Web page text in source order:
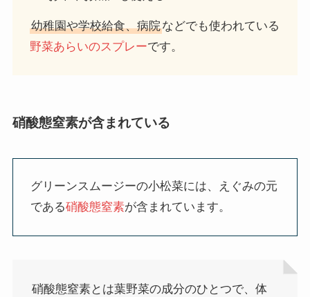
幼稚園や学校給食、病院などでも使われている
野菜あらいのスプレーです。
硝酸態窒素が含まれている
グリーンスムージーの小松菜には、えぐみの元
である硝酸態窒素が含まれています。
硝酸態窒素とは葉野菜の成分のひとつで、体